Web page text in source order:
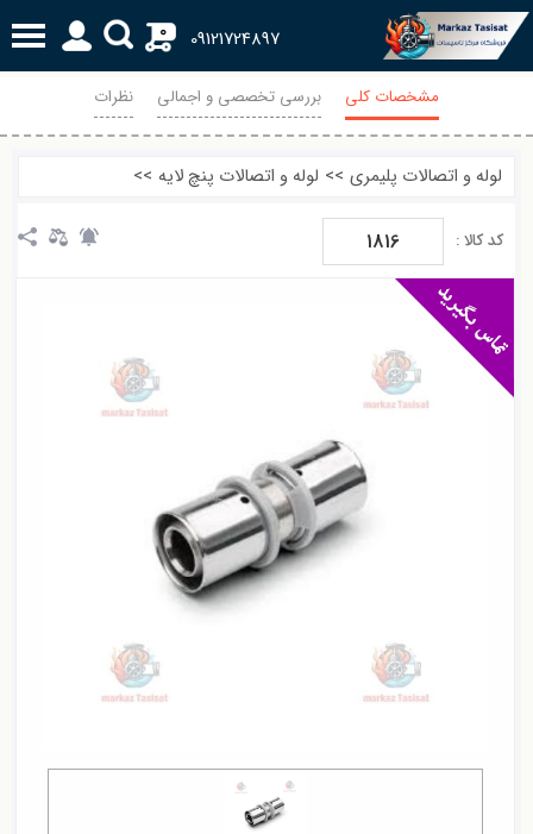
09121724897
0
مشخصات کلی بررسی تخصصی و اجمالی نظرات
لوله و اتصالات پلیمری >> لوله و اتصالات پنچ لایه >>
کد کالا : 1816